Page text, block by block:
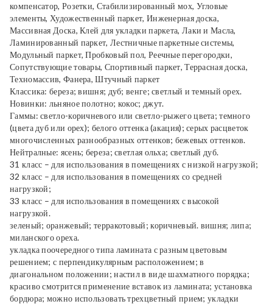
компенсатор, Розетки, Стабилизированный мох, Угловые
элементы, Художественный паркет, Инженерная доска,
Массивная Доска, Клей для укладки паркета, Лаки и Масла,
Ламинированный паркет, Лестничные паркетные системы,
Модульный паркет, Пробковый пол, Реечные перегородки,
Сопутствующие товары, Спортивный паркет, Террасная доска,
Техномассив, Фанера, Штучный паркет
Классика: береза; вишня; дуб; венге; светлый и темный орех.
Новинки: льняное полотно; кокос; джут.
Гаммы: светло-коричневого или светло-рыжего цвета; темного
(цвета дуб или орех); белого оттенка (акация); серых расцветок
многочисленных разнообразных оттенков; бежевых оттенков.
Нейтралные: ясень; береза; светлая ольха; светлый дуб.
31 класс – для использования в помещениях с низкой нагрузкой;
32 класс – для использования в помещениях со средней
нагрузкой;
33 класс – для использования в помещениях с высокой
нагрузкой.
зеленый; оранжевый; терракотовый; коричневый. вишня; липа;
миланского ореха.
укладка поочередного типа ламината с разным цветовым
решением; с перпендикулярным расположением; в
диагональном положении; настил в виде шахматного порядка;
красиво смотрится применение вставок из ламината; установка
бордюра; можно использовать трехцветный прием; укладки